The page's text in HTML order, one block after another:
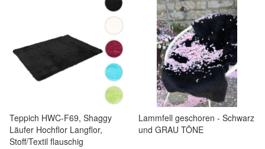
Teppich HWC-F69, Shaggy
Läufer Hochflor Langflor,
Stoff/Textil flauschig
Lammfell geschoren - Schwarz
und GRAU TÖNE